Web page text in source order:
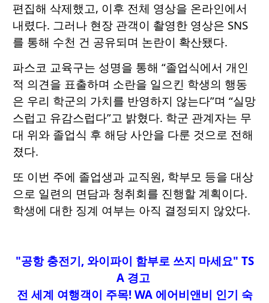
편집해 삭제했고, 이후 전체 영상을 온라인에서
내렸다. 그러나 현장 관객이 촬영한 영상은 SNS
를 통해 수천 건 공유되며 논란이 확산됐다.
파스코 교육구는 성명을 통해 “졸업식에서 개인
적 의견을 표출하며 소란을 일으킨 학생의 행동
은 우리 학군의 가치를 반영하지 않는다”며 “실망
스럽고 유감스럽다”고 밝혔다. 학군 관계자는 무
대 위와 졸업식 후 해당 사안을 다룬 것으로 전해
졌다.
또 이번 주에 졸업생과 교직원, 학부모 등을 대상
으로 일련의 면담과 청취회를 진행할 계획이다.
학생에 대한 징계 여부는 아직 결정되지 않았다.
"공항 충전기, 와이파이 함부로 쓰지 마세요" TS
A 경고
전 세계 여행객이 주목! WA 에어비앤비 인기 숙